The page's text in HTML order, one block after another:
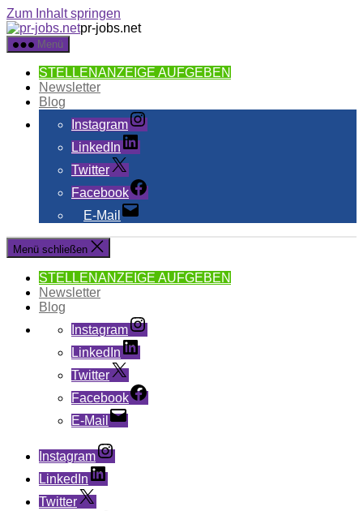
Zum Inhalt springen
pr-jobs.net
Menü
STELLENANZEIGE AUFGEBEN
Newsletter
Blog
Instagram
LinkedIn
Twitter
Facebook
E-Mail
Menü schließen
STELLENANZEIGE AUFGEBEN
Newsletter
Blog
Instagram
LinkedIn
Twitter
Facebook
E-Mail
Instagram
LinkedIn
Twitter